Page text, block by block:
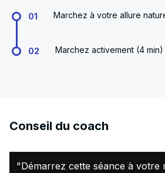
01 Marchez à votre allure
02 Marchez activement (4 min)
Conseil du coach
"Démarrez cette séance à votre